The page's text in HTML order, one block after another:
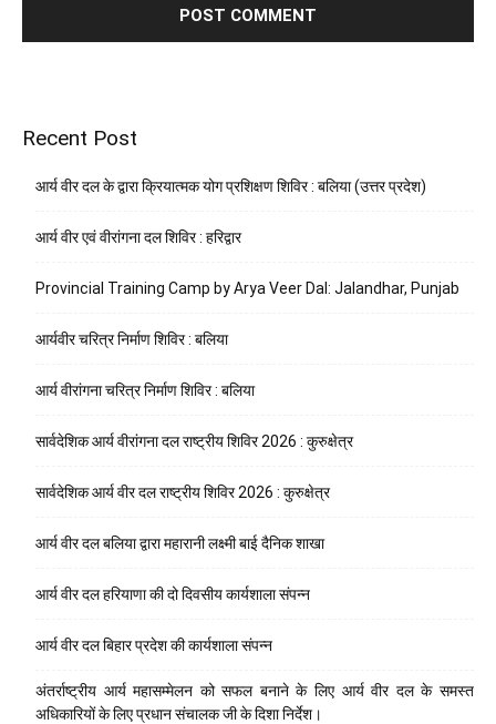
Recent Post
आर्य वीर दल के द्वारा क्रियात्मक योग प्रशिक्षण शिविर : बलिया (उत्तर प्रदेश)
आर्य वीर एवं वीरांगना दल शिविर : हरिद्वार
Provincial Training Camp by Arya Veer Dal: Jalandhar, Punjab
आर्यवीर चरित्र निर्माण शिविर : बलिया
आर्य वीरांगना चरित्र निर्माण शिविर : बलिया
सार्वदेशिक आर्य वीरांगना दल राष्ट्रीय शिविर 2026 : कुरुक्षेत्र
सार्वदेशिक आर्य वीर दल राष्ट्रीय शिविर 2026 : कुरुक्षेत्र
आर्य वीर दल बलिया द्वारा महारानी लक्ष्मी बाई दैनिक शाखा
आर्य वीर दल हरियाणा की दो दिवसीय कार्यशाला संपन्न
आर्य वीर दल बिहार प्रदेश की कार्यशाला संपन्न
अंतर्राष्ट्रीय आर्य महासम्मेलन को सफल बनाने के लिए आर्य वीर दल के समस्त
अधिकारियों के लिए प्रधान संचालक जी के दिशा निर्देश।